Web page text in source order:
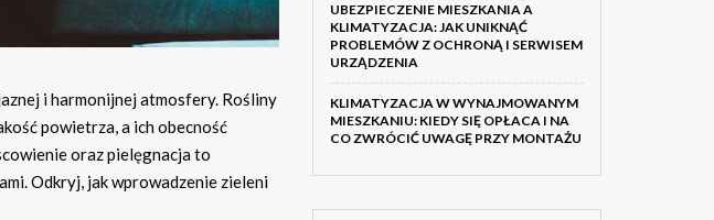
i harmonijnej atmosfery. Rośliny
powietrza, a ich obecność
oraz pielęgnacja to
Odkryj, jak wprowadzenie zieleni
UBEZPIECZENIE MIESZKANIA A
KLIMATYZACJA: JAK UNIKNĄĆ
PROBLEMÓW Z OCHRONĄ I SERWISEM
URZĄDZENIA
KLIMATYZACJA W WYNAJMOWANYM
MIESZKANIU: KIEDY SIĘ OPŁACA I NA
CO ZWRÓCIĆ UWAGĘ PRZY MONTAŻU